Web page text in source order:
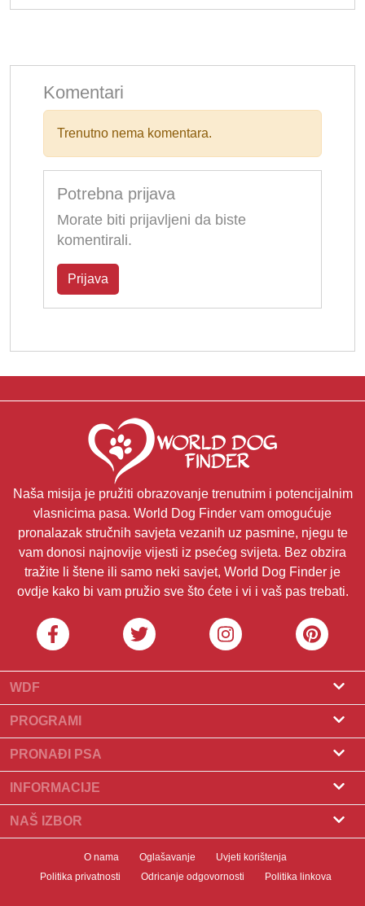
Komentari
Trenutno nema komentara.
Potrebna prijava
Morate biti prijavljeni da biste
komentirali.
Prijava
Naša misija je pružiti obrazovanje trenutnim i potencijalnim
vlasnicima pasa. World Dog Finder vam omogućuje
pronalazak stručnih savjeta vezanih uz pasmine, njegu te
vam donosi najnovije vijesti iz psećeg svijeta. Bez obzira
tražite li štene ili samo neki savjet, World Dog Finder je
ovdje kako bi vam pružio sve što ćete i vi i vaš pas trebati.
WDF
O nama
Što je World Dog Finder
Koje saveze prihvaćamo?
Kontakt
Naši partneri
Banneri
PROGRAMI
Program za uzgajivače
Program za groomere
PRONAĐI PSA
Pronađite uzgajivača
Psi na prodaju
Pronađite leglo
Udomljavanje pasa
INFORMACIJE
Pasmine
Popularni članci
NAŠ IZBOR
10 najboljih pasa za stanove
O nama Oglašavanje
Uvjeti korištenja
Politika privatnosti
Odricanje odgovornosti Politika linkova